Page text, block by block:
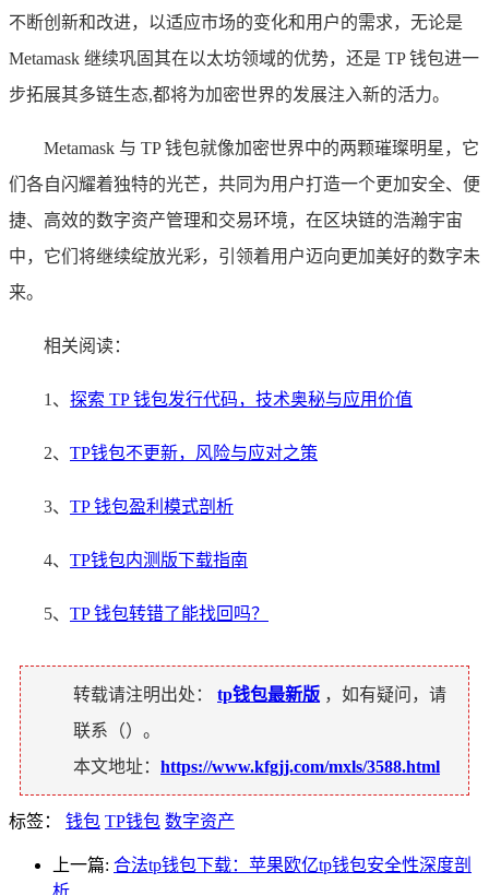
不断创新和改进，以适应市场的变化和用户的需求，无论是
Metamask 继续巩固其在以太坊领域的优势，还是 TP 钱包进一
步拓展其多链生态,都将为加密世界的发展注入新的活力。
Metamask 与 TP 钱包就像加密世界中的两颗璀璨明星，它
们各自闪耀着独特的光芒，共同为用户打造一个更加安全、便
捷、高效的数字资产管理和交易环境，在区块链的浩瀚宇宙
中，它们将继续绽放光彩，引领着用户迈向更加美好的数字未
来。
相关阅读：
1、 探索 TP 钱包发行代码，技术奥秘与应用价值
2、 TP钱包不更新，风险与应对之策
3、 TP 钱包盈利模式剖析
4、 TP钱包内测版下载指南
5、 TP 钱包转错了能找回吗？
转载请注明出处： tp钱包最新版 ，如有疑问，请
联系（）。
本文地址： https://www.kfgjj.com/mxls/3588.html
标签： 钱包 TP钱包 数字资产
上一篇: 合法tp钱包下载：苹果欧亿tp钱包安全性深度剖